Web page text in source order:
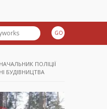
ПОЛІЦІЇ
БУДІВНИЦТВА